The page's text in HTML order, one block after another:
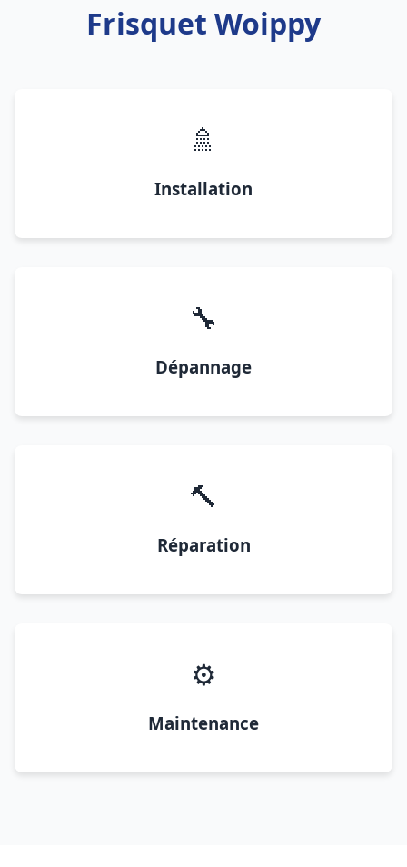
Frisquet Woippy
🚿
Installation
🔧
Dépannage
🔨
Réparation
⚙️
Maintenance